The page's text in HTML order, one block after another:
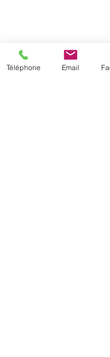
Téléphone Email